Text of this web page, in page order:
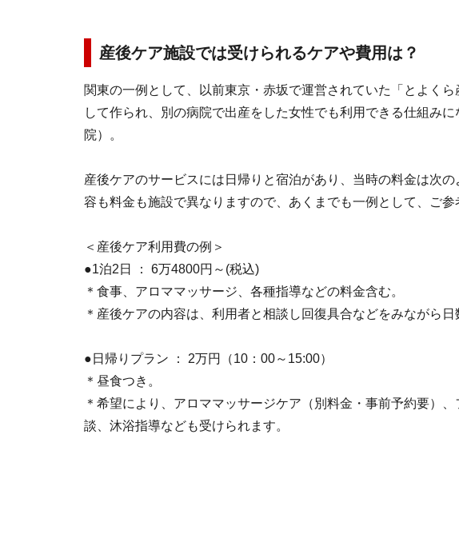
産後ケア施設では受けられるケアや費用は？
関東の一例として、以前東京・赤坂で運営されていた「とよく
して作られ、別の病院で出産をした女性でも利用できる仕組み
院）。
産後ケアのサービスには日帰りと宿泊があり、当時の料金は次
容も料金も施設で異なりますので、あくまでも一例として、ご参
＜産後ケア利用費の例＞
●1泊2日 ： 6万4800円～(税込)
＊食事、アロママッサージ、各種指導などの料金含む。
＊産後ケアの内容は、利用者と相談し回復具合などをみながら日
●日帰りプラン ： 2万円（10：00～15:00）
＊昼食つき。
＊希望により、アロママッサージケア（別料金・事前予約要）
談、沐浴指導なども受けられます。